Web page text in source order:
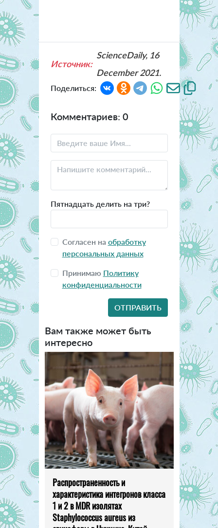
Источник:
ScienceDaily, 16
December 2021.
Поделиться:
Комментариев: 0
Пятнадцать делить на три?
Согласен на обработку
персональных данных
Принимаю Политику
конфиденциальности
Вам также может быть
интересно
Распространенность и
характеристика интегронов класса
1 и 2 в MDR изолятах
Staphylococcus aureus из